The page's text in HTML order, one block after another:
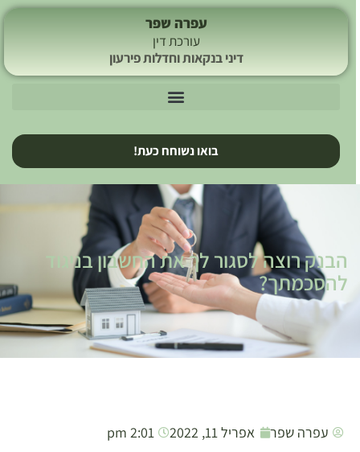
עפרה שפר
עורכת דין
דיני בנקאות וחדלות פירעון
בואו נשוחח כעת!
הבנק רוצה לסגור לך את החשבון בניגוד
להסכמתך?
עפרה שפר אפריל 11, 2022 2:01 pm